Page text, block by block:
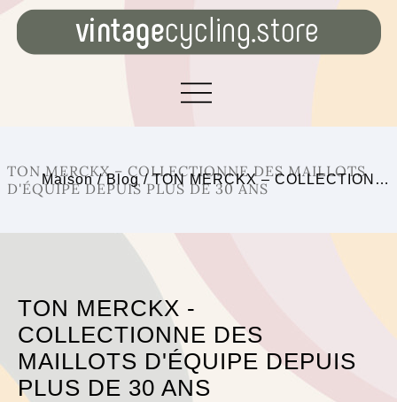
TON MERCKX – COLLECTIONNE DES MAILLOTS
D'ÉQUIPE DEPUIS PLUS DE 30 ANS
Maison/Blog/TON MERCKX – COLLECTION…
TON MERCKX -
COLLECTIONNE DES
MAILLOTS D'ÉQUIPE DEPUIS
PLUS DE 30 ANS